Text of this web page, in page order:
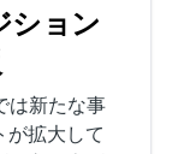
ション
は新たな事
が拡大して